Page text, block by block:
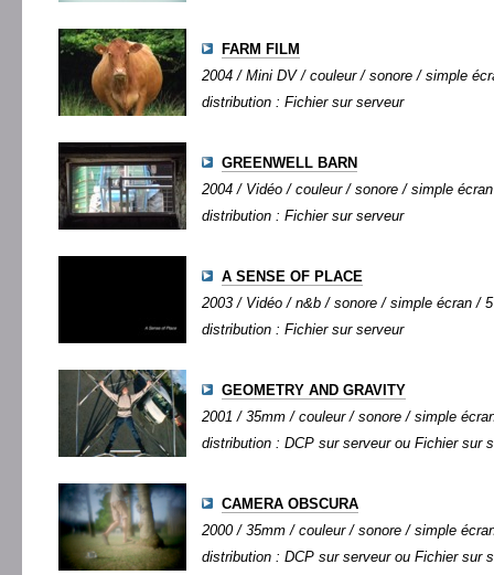
FARM FILM
2004 / Mini DV / couleur / sonore / simple
distribution : Fichier sur serveur
GREENWELL BARN
2004 / Vidéo / couleur / sonore / simple
distribution : Fichier sur serveur
A SENSE OF PLACE
2003 / Vidéo / n&b / sonore / simple écran /
distribution : Fichier sur serveur
GEOMETRY AND GRAVITY
2001 / 35mm / couleur / sonore / simple
distribution : DCP sur serveur ou Fichier sur
CAMERA OBSCURA
2000 / 35mm / couleur / sonore / simple
distribution : DCP sur serveur ou Fichier sur